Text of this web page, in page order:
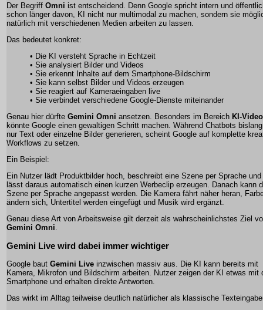
Der Begriff Omni ist entscheidend. Denn Google spricht intern und
schon länger davon, KI nicht nur multimodal zu machen, sondern sie
natürlich mit verschiedenen Medien arbeiten zu lassen.
Das bedeutet konkret:
• Die KI versteht Sprache in Echtzeit
• Sie analysiert Bilder und Videos
• Sie erkennt Inhalte auf dem Smartphone-Bildschirm
• Sie kann selbst Bilder und Videos erzeugen
• Sie reagiert auf Kameraeingaben live
• Sie verbindet verschiedene Google-Dienste miteinander
Genau hier dürfte Gemini Omni ansetzen. Besonders im Bereich KI-Video
könnte Google einen gewaltigen Schritt machen. Während Chatbots
nur Text oder einzelne Bilder generieren, scheint Google auf komplette
Workflows zu setzen.
Ein Beispiel:
Ein Nutzer lädt Produktbilder hoch, beschreibt eine Szene per Sprache und
lässt daraus automatisch einen kurzen Werbeclip erzeugen. Danach kann
Szene per Sprache angepasst werden. Die Kamera fährt näher heran,
ändern sich, Untertitel werden eingefügt und Musik wird ergänzt.
Genau diese Art von Arbeitsweise gilt derzeit als wahrscheinlichstes Ziel
Gemini Omni
Gemini Live wird dabei immer wichtiger
Google baut Gemini Live inzwischen massiv aus. Die KI kann bereits mit
Kamera, Mikrofon und Bildschirm arbeiten. Nutzer zeigen der KI etwas mit
Smartphone und erhalten direkte Antworten.
Das wirkt im Alltag teilweise deutlich natürlicher als klassische